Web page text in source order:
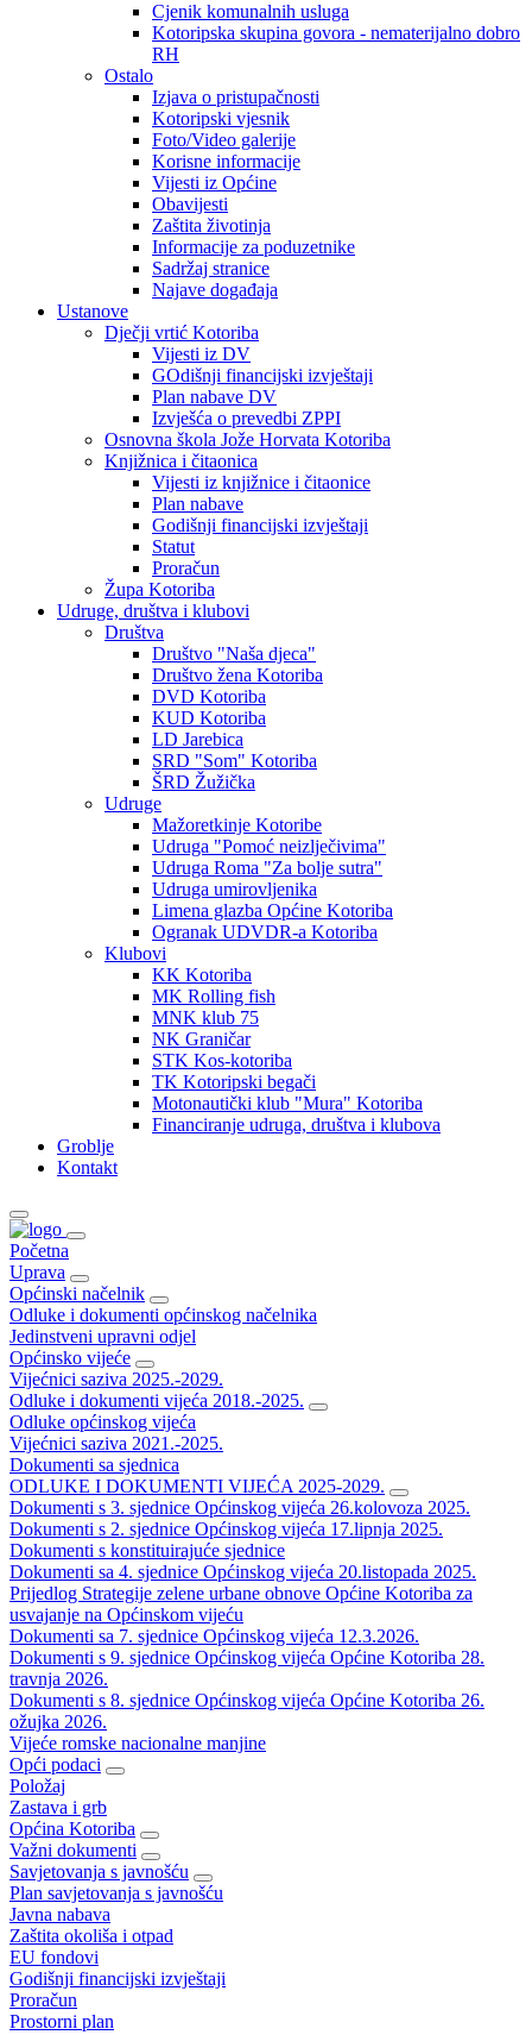
Cjenik komunalnih usluga
Kotoripska skupina govora - nematerijalno dobro
RH
Ostalo
Izjava o pristupačnosti
Kotoripski vjesnik
Foto/Video galerije
Korisne informacije
Vijesti iz Općine
Obavijesti
Zaštita životinja
Informacije za poduzetnike
Sadržaj stranice
Najave događaja
Ustanove
Dječji vrtić Kotoriba
Vijesti iz DV
GOdišnji financijski izvještaji
Plan nabave DV
Izvješća o prevedbi ZPPI
Osnovna škola Jože Horvata Kotoriba
Knjižnica i čitaonica
Vijesti iz knjižnice i čitaonice
Plan nabave
Godišnji financijski izvještaji
Statut
Proračun
Župa Kotoriba
Udruge, društva i klubovi
Društva
Društvo "Naša djeca"
Društvo žena Kotoriba
DVD Kotoriba
KUD Kotoriba
LD Jarebica
SRD "Som" Kotoriba
ŠRD Žužička
Udruge
Mažoretkinje Kotoribe
Udruga "Pomoć neizlječivima"
Udruga Roma "Za bolje sutra"
Udruga umirovljenika
Limena glazba Općine Kotoriba
Ogranak UDVDR-a Kotoriba
Klubovi
KK Kotoriba
MK Rolling fish
MNK klub 75
NK Graničar
STK Kos-kotoriba
TK Kotoripski begači
Motonautički klub "Mura" Kotoriba
Financiranje udruga, društva i klubova
Groblje
Kontakt
Početna
Uprava
Općinski načelnik
Odluke i dokumenti općinskog načelnika
Jedinstveni upravni odjel
Općinsko vijeće
Vijećnici saziva 2025.-2029.
Odluke i dokumenti vijeća 2018.-2025.
Odluke općinskog vijeća
Vijećnici saziva 2021.-2025.
Dokumenti sa sjednica
ODLUKE I DOKUMENTI VIJEĆA 2025-2029.
Dokumenti s 3. sjednice Općinskog vijeća 26.kolovoza 2025.
Dokumenti s 2. sjednice Općinskog vijeća 17.lipnja 2025.
Dokumenti s konstituirajuće sjednice
Dokumenti sa 4. sjednice Općinskog vijeća 20.listopada 2025.
Prijedlog Strategije zelene urbane obnove Općine Kotoriba za
usvajanje na Općinskom vijeću
Dokumenti sa 7. sjednice Općinskog vijeća 12.3.2026.
Dokumenti s 9. sjednice Općinskog vijeća Općine Kotoriba 28.
travnja 2026.
Dokumenti s 8. sjednice Općinskog vijeća Općine Kotoriba 26.
ožujka 2026.
Vijeće romske nacionalne manjine
Opći podaci
Položaj
Zastava i grb
Općina Kotoriba
Važni dokumenti
Savjetovanja s javnošću
Plan savjetovanja s javnošću
Javna nabava
Zaštita okoliša i otpad
EU fondovi
Godišnji financijski izvještaji
Proračun
Prostorni plan